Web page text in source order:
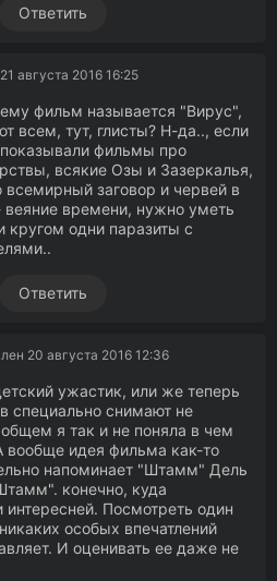
Ответить
августа 2016 16:25
фильм называется "Вирус",
всем, тут, глисты? Н-да.., если
фильмы про
всякие Озы и Зазеркалья,
всемирный заговор и червей в
веяние времени, нужно уметь
кругом одни паразиты с
Ответить
20 августа 2016 12:36
ужастик, или же теперь
специально снимают не
я так и не поняла в чем
вообще идея фильма как-то
напоминает "Штамм" Дель
конечно, куда
интересней. Посмотреть один
особых впечатлений
И оценивать ее даже не